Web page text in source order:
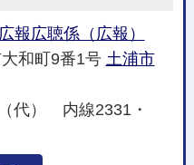
報広聴係（広報）
和町9番1号 土浦市
代） 内線2331・